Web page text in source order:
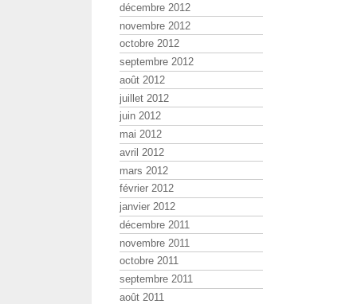
décembre 2012
novembre 2012
octobre 2012
septembre 2012
août 2012
juillet 2012
juin 2012
mai 2012
avril 2012
mars 2012
février 2012
janvier 2012
décembre 2011
novembre 2011
octobre 2011
septembre 2011
août 2011